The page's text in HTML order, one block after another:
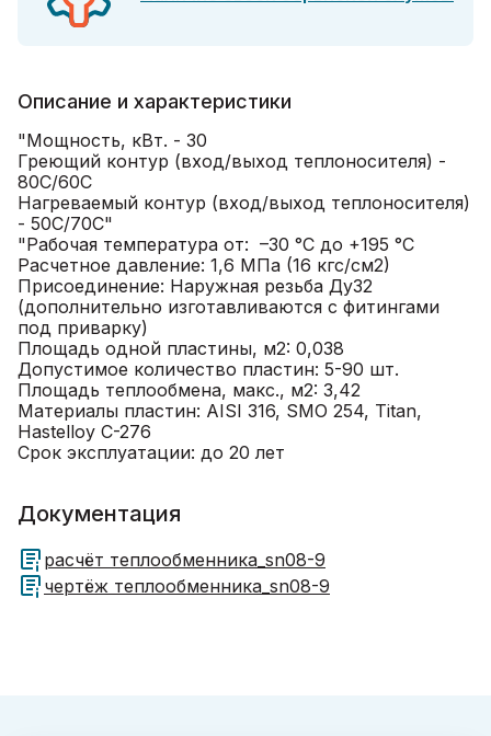
Описание и характеристики
"Мощность, кВт. - 30
Греющий контур (вход/выход теплоносителя) -
80C/60C
Нагреваемый контур (вход/выход теплоносителя)
- 50C/70C"
"Рабочая температура от: –30 °С до +195 °С
Расчетное давление: 1,6 МПа (16 кгс/см2)
Присоединение: Наружная резьба Ду32
(дополнительно изготавливаются с фитингами
под приварку)
Площадь одной пластины, м2: 0,038
Допустимое количество пластин: 5-90 шт.
Площадь теплообмена, макс., м2: 3,42
Материалы пластин: AISI 316, SMO 254, Titan,
Hastelloy C-276
Срок эксплуатации: до 20 лет
Документация
расчёт теплообменника_sn08-9
чертёж теплообменника_sn08-9